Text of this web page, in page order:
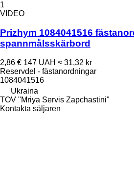
1
VIDEO
Prizhym 1084041516
spannmålsskärbord
2,86 € 147 UAH ≈ 31,32 kr
Reservdel - fästanordningar
1084041516
Ukraina
TOV "Mriya Servis Zapchastini"
Kontakta säljaren